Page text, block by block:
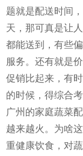
题就是配送时间
天，那可真是让
都能送到，有些
服务。还有就是
促销比起来，有
的时候，得综合
广州的家庭蔬菜
越来越火。为啥
重健康饮食，对